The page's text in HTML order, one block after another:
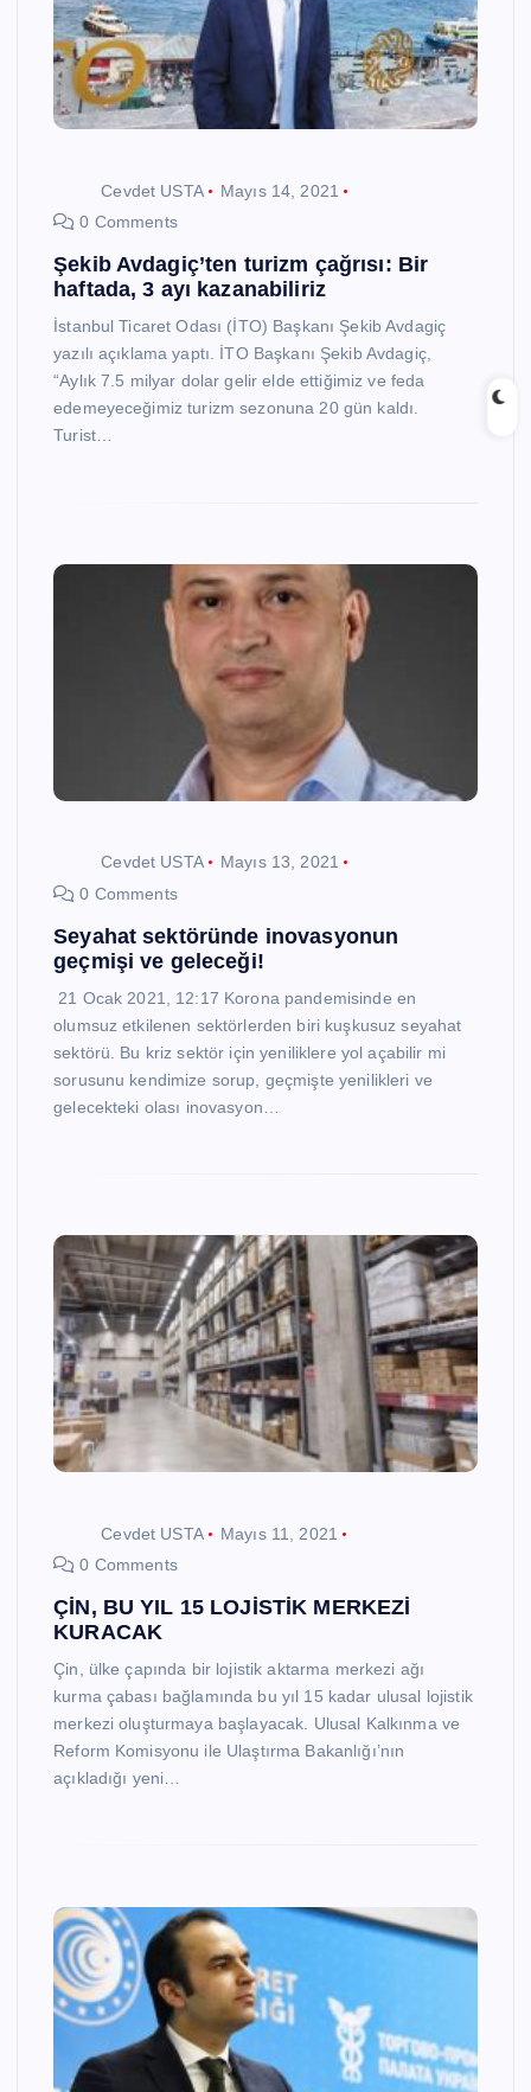
Cevdet USTA
Mayıs 14, 2021
0 Comments
Şekib Avdagiç’ten turizm çağrısı: Bir
haftada, 3 ayı kazanabiliriz
İstanbul Ticaret Odası (İTO) Başkanı Şekib Avdagiç
yazılı açıklama yaptı. İTO Başkanı Şekib Avdagiç,
“Aylık 7.5 milyar dolar gelir elde ettiğimiz ve feda
edemeyeceğimiz turizm sezonuna 20 gün kaldı.
Turist…
Cevdet USTA
Mayıs 13, 2021
0 Comments
Seyahat sektöründe inovasyonun
geçmişi ve geleceği!
21 Ocak 2021, 12:17 Korona pandemisinde en
olumsuz etkilenen sektörlerden biri kuşkusuz seyahat
sektörü. Bu kriz sektör için yeniliklere yol açabilir mi
sorusunu kendimize sorup, geçmişte yenilikleri ve
gelecekteki olası inovasyon…
Cevdet USTA
Mayıs 11, 2021
0 Comments
ÇİN, BU YIL 15 LOJİSTİK MERKEZİ
KURACAK
Çin, ülke çapında bir lojistik aktarma merkezi ağı
kurma çabası bağlamında bu yıl 15 kadar ulusal lojistik
merkezi oluşturmaya başlayacak. Ulusal Kalkınma ve
Reform Komisyonu ile Ulaştırma Bakanlığı’nın
açıkladığı yeni…